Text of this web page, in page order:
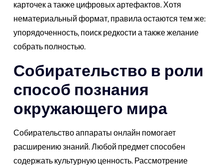
карточек а также цифровых артефактов. Хотя
нематериальный формат, правила остаются тем же:
упорядоченность, поиск редкости а также желание
собрать полностью.
Собирательство в роли
способ познания
окружающего мира
Собирательство аппараты онлайн помогает
расширению знаний. Любой предмет способен
содержать культурную ценность. Рассмотрение